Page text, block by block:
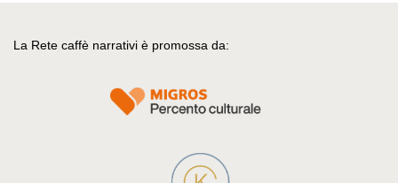
La Rete caffè narrativi è promossa da: